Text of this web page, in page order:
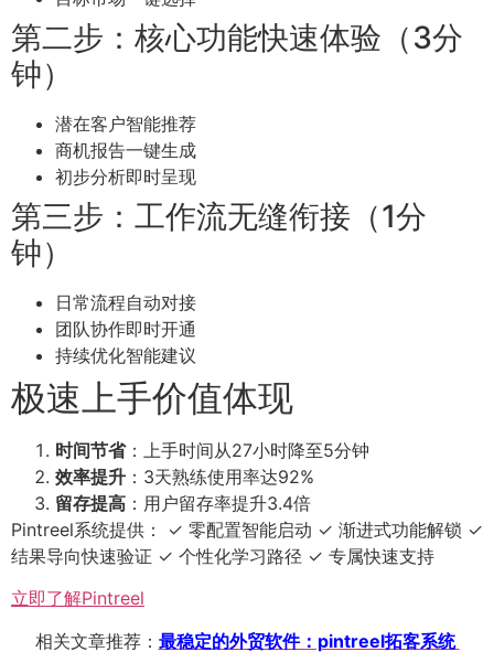
第二步：核心功能快速体验（3分
钟）
潜在客户智能推荐
商机报告一键生成
初步分析即时呈现
第三步：工作流无缝衔接（1分
钟）
日常流程自动对接
团队协作即时开通
持续优化智能建议
极速上手价值体现
时间节省：上手时间从27小时降至5分钟
效率提升 ：3天熟练使用率达92%
留存提高 ：用户留存率提升3.4倍
Pintreel系统提供： ✓ 零配置智能启动 ✓ 渐进式功能解锁 ✓
结果导向快速验证 ✓ 个性化学习路径 ✓ 专属快速支持
立即了解Pintreel
相关文章推荐： 最稳定的外贸软件：pintreel拓客系统